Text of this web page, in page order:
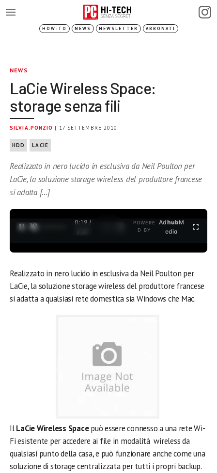
HOW-TO NEWS NEWSLETTER ABBONATI
NEWS
LaCie Wireless Space:
storage senza fili
SILVIA.PONZIO | 17 SETTEMBRE 2010
HDD LACIE
Realizzato in nero lucido in esclusiva da Neil Poulton per
LaCie, la soluzione storage wireless del produttore francese
si adatta […]
0:19 /
3:37
POWERE
D BY
AdhubM
edia
Realizzato in nero lucido in esclusiva da Neil Poulton per
LaCie, la soluzione storage wireless del produttore francese
si adatta a qualsiasi rete domestica sia Windows che Mac.
IlLaCie Wireless Spacepuò essere connesso a una rete Wi-
Fi esistente per accedere ai file in modalità wireless da
qualsiasi punto della casa, e può funzionare anche come una
soluzione di storage centralizzata per tutti i propri backup.